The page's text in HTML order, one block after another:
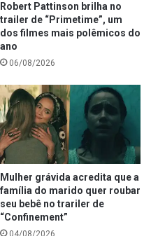
Robert Pattinson brilha no
trailer de “Primetime”, um
dos filmes mais polêmicos do
ano
06/08/2026
Mulher grávida acredita que a
família do marido quer roubar
seu bebê no trariler de
“Confinement”